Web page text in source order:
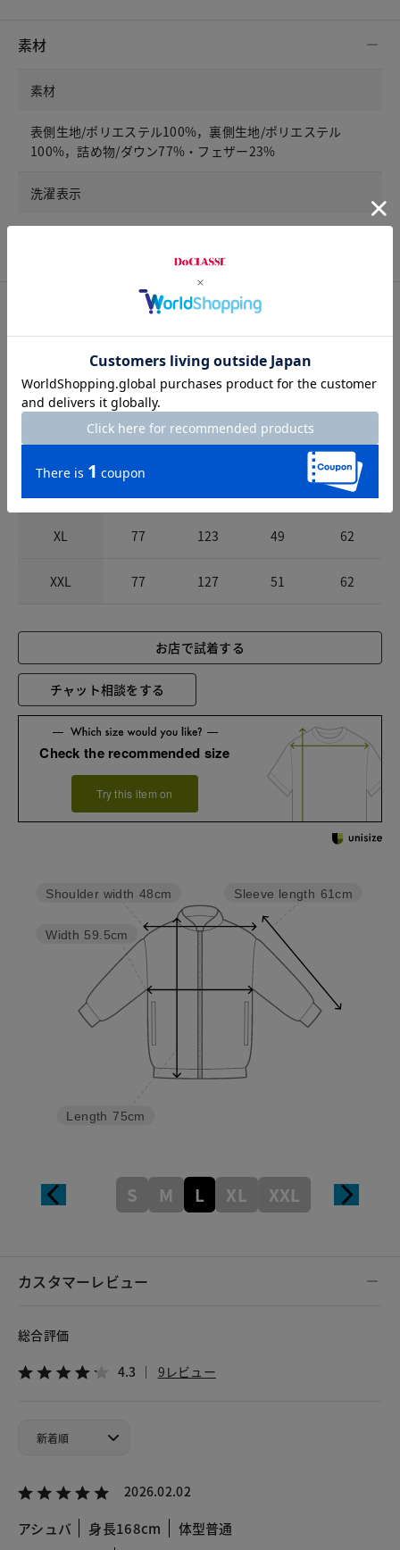
素材
素材
表側生地/ポリエステル100%，裏側生地/ポリエステル
100%，詰め物/ダウン77%・フェザー23%
洗濯表示
サイズガイドはこちら
肩幅
S 71
M 73 115 46 60
61
XL 77 123 49 62
XXL 77 127 51 62
お店で試着する
チャット相談をする
Check the recommended size
Try this item on
Sleeve length 61cm
Length 75cm
Width 59.5cm
Shoulder width 48cm
S M L XL XXL
カスタマーレビュー
総合評価
4.3 9レビュー
2026.02.02
アシュバ 身長168cm 体型普通